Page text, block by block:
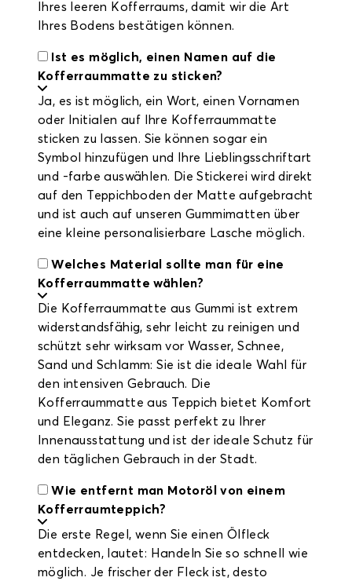
Ihres leeren Kofferraums, damit wir die Art
Ihres Bodens bestätigen können.
Ist es möglich, einen Namen auf die
Kofferraummatte zu sticken?
Ja, es ist möglich, ein Wort, einen Vornamen
oder Initialen auf Ihre Kofferraummatte
sticken zu lassen. Sie können sogar ein
Symbol hinzufügen und Ihre Lieblingsschriftart
und -farbe auswählen. Die Stickerei wird direkt
auf den Teppichboden der Matte aufgebracht
und ist auch auf unseren Gummimatten über
eine kleine personalisierbare Lasche möglich.
Welches Material sollte man für eine
Kofferraummatte wählen?
Die Kofferraummatte aus Gummi ist extrem
widerstandsfähig, sehr leicht zu reinigen und
schützt sehr wirksam vor Wasser, Schnee,
Sand und Schlamm: Sie ist die ideale Wahl für
den intensiven Gebrauch. Die
Kofferraummatte aus Teppich bietet Komfort
und Eleganz. Sie passt perfekt zu Ihrer
Innenausstattung und ist der ideale Schutz für
den täglichen Gebrauch in der Stadt.
Wie entfernt man Motoröl von einem
Kofferraumteppich?
Die erste Regel, wenn Sie einen Ölfleck
entdecken, lautet: Handeln Sie so schnell wie
möglich. Je frischer der Fleck ist, desto